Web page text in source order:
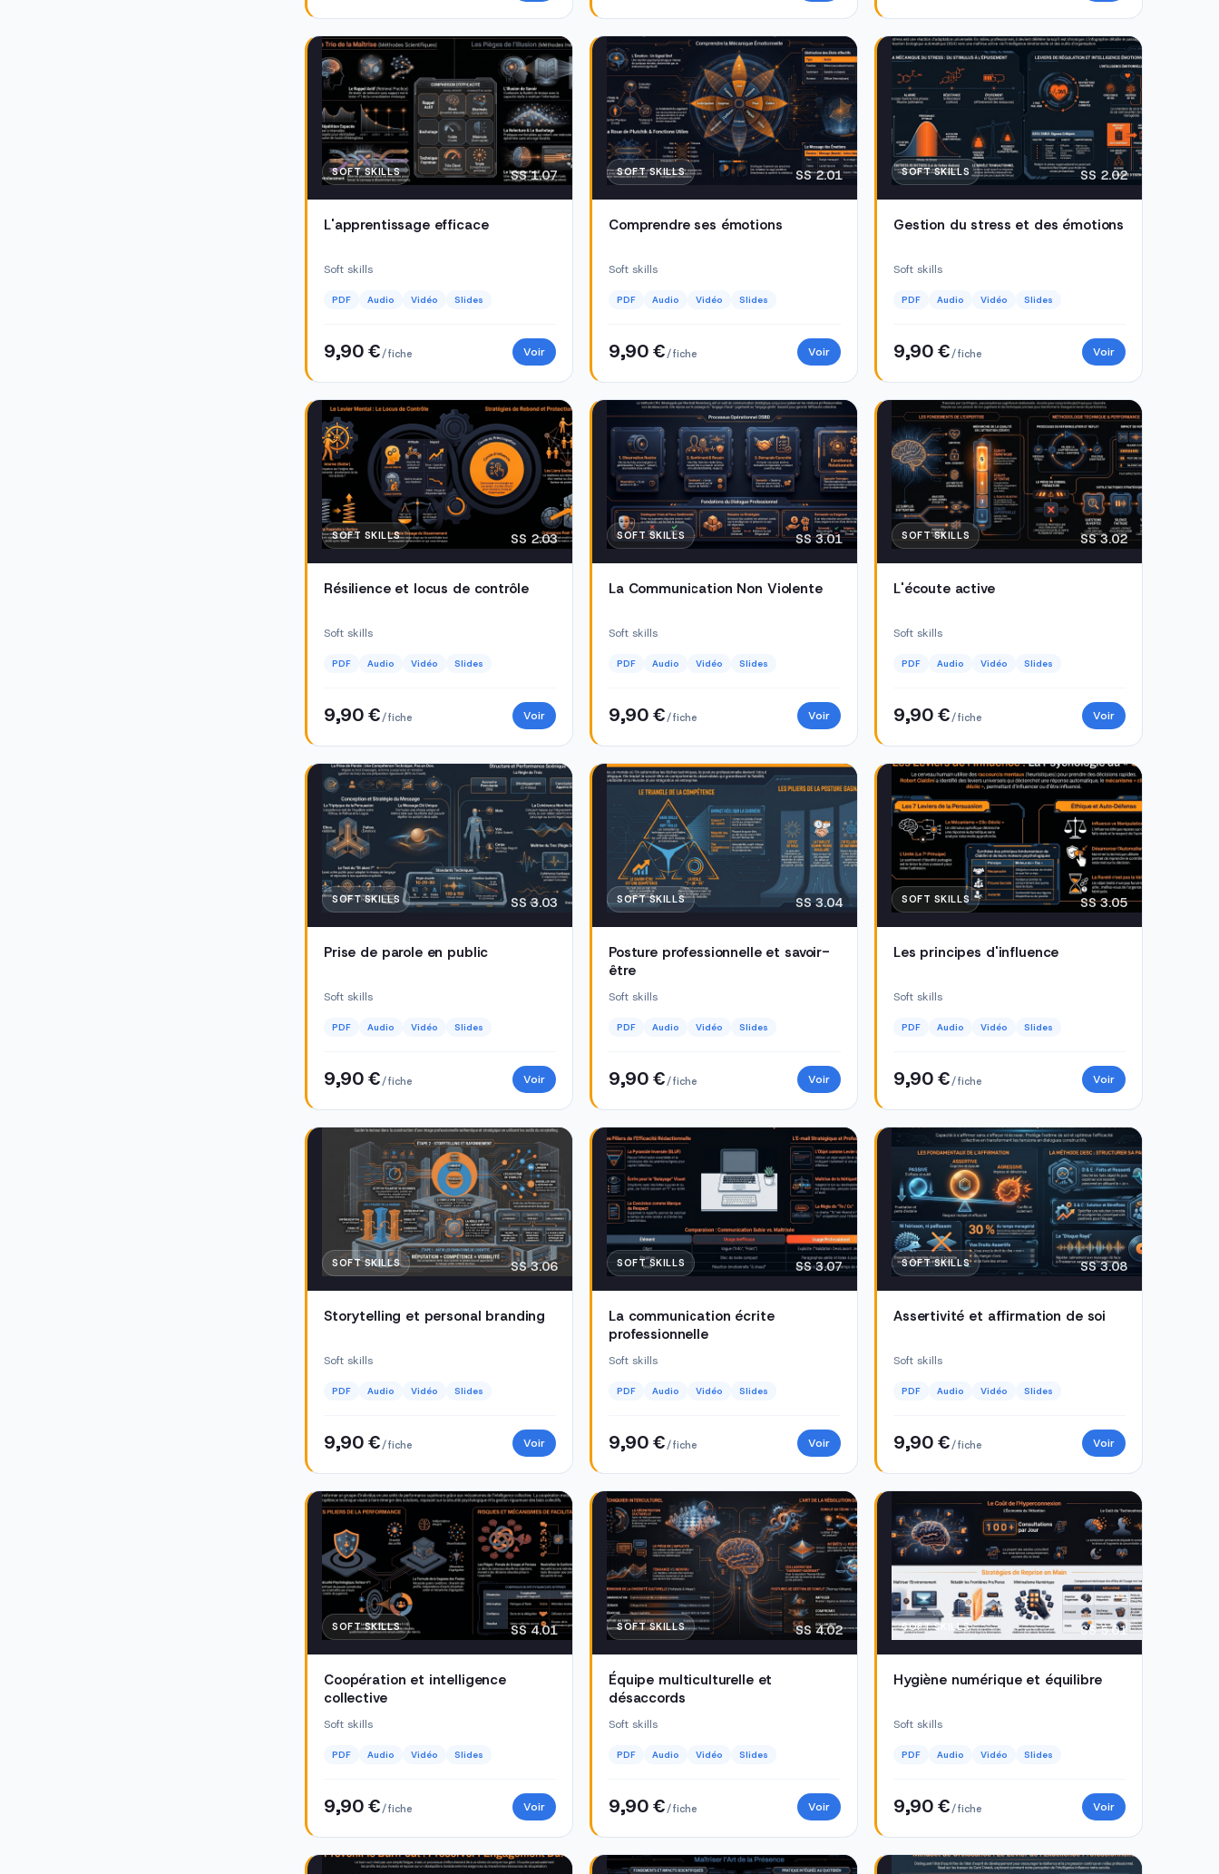
SOFT SKILLS SS 1.07
L'apprentissage efficace
Soft skills
PDF Audio Vidéo Slides
9,90 €/ fiche Voir
SOFT SKILLS SS 2.01
Comprendre ses émotions
Soft skills
PDF Audio Vidéo Slides
9,90 €/ fiche Voir
SOFT SKILLS SS 2.02
Gestion du stress et des émotions
Soft skills
PDF Audio Vidéo Slides
9,90 €/ fiche Voir
SOFT SKILLS SS 2.03
Résilience et locus de contrôle
Soft skills
PDF Audio Vidéo Slides
9,90 €/ fiche Voir
SOFT SKILLS SS 3.01
La Communication Non Violente
Soft skills
PDF Audio Vidéo Slides
9,90 €/ fiche Voir
SOFT SKILLS SS 3.02
L'écoute active
Soft skills
PDF Audio Vidéo Slides
9,90 €/ fiche Voir
SOFT SKILLS SS 3.03
Prise de parole en public
Soft skills
PDF Audio Vidéo Slides
9,90 €/ fiche Voir
SOFT SKILLS SS 3.04
Posture professionnelle et savoir-
être
Soft skills
PDF Audio Vidéo Slides
9,90 €/ fiche Voir
SOFT SKILLS SS 3.05
Les principes d'influence
Soft skills
PDF Audio Vidéo Slides
9,90 €/ fiche Voir
SOFT SKILLS SS 3.06
Storytelling et personal branding
Soft skills
PDF Audio Vidéo Slides
9,90 €/ fiche Voir
SOFT SKILLS SS 3.07
La communication écrite
professionnelle
Soft skills
PDF Audio Vidéo Slides
9,90 €/ fiche Voir
SOFT SKILLS SS 3.08
Assertivité et affirmation de soi
Soft skills
PDF Audio Vidéo Slides
9,90 €/ fiche Voir
SOFT SKILLS SS 4.01
Coopération et intelligence
collective
Soft skills
PDF Audio Vidéo Slides
9,90 €/ fiche Voir
SOFT SKILLS SS 4.02
Équipe multiculturelle et
désaccords
Soft skills
PDF Audio Vidéo Slides
9,90 €/ fiche Voir
SOFT SKILLS SS 5.01
Hygiène numérique et équilibre
Soft skills
PDF Audio Vidéo Slides
9,90 €/ fiche Voir